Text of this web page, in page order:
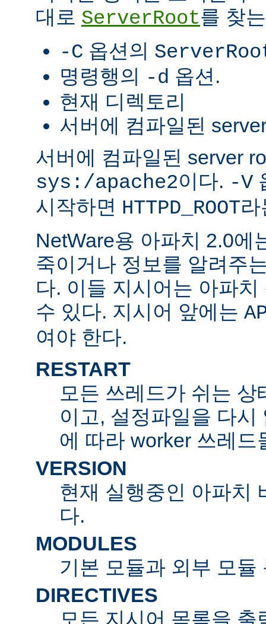
대로 ServerRoot를 찾
-C 옵션의
명령행의 -d 옵션.
현재 디렉토리
서버에 컴파일된
서버에 컴파일된 server
sys:/apache2이다. -V
시작하면 HTTPD_ROOT
NetWare용 아파치 2.0에
죽이거나 정보를 알려주
다. 이들 지시어는 아파
수 있다. 지시어 앞에는
여야 한다.
RESTART
모든 쓰레드가 쉬는
이고, 설정파일을 다
에 따라 worker 쓰레드
VERSION
현재 실행중인 아파치
다.
MODULES
기본 모듈과 외부 모듈
DIRECTIVES
모든 지시어 목록을 출